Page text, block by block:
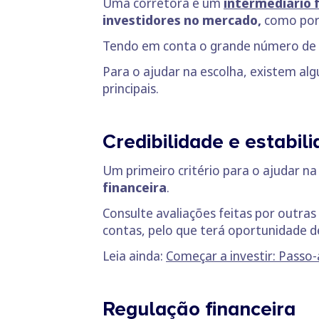
investidores no mercado, como
Tendo em conta o grande número
Para o ajudar na escolha, existem
principais.
Credibilidade e
Um primeiro critério para o ajudar
financeira.
Consulte avaliações feitas por
contas, pelo que terá oportunidade
Leia ainda: Começar a investir:
Regulação financeira